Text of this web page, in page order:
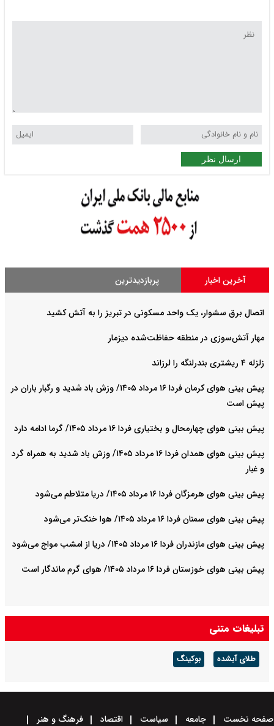
ارسال نظر
آخرین اخبار پربازدیدترین
اتصال برق سشوار، یک واحد مسکونی در تبریز را به آتش کشید
مهار آتش‌سوزی در منطقه حفاظت‌شده دیزمار
زلزله ۴ ریشتری بندرلنگه را لرزاند
پیش بینی هوای کرمان فردا ۱۶ مرداد ۱۴۰۵/ وزش باد شدید و رگبار باران در
پیش است
پیش بینی هوای چهارمحال و بختیاری فردا ۱۶ مرداد ۱۴۰۵/ گرما ادامه دارد
پیش بینی هوای همدان فردا ۱۶ مرداد ۱۴۰۵/ وزش باد شدید به همراه گرد
و غبار
پیش بینی هوای هرمزگان فردا ۱۶ مرداد ۱۴۰۵/ دریا متلاطم می‌شود
پیش بینی هوای سمنان فردا ۱۶ مرداد ۱۴۰۵/ هوا خنک‌تر می‌شود
پیش بینی هوای مازندران فردا ۱۶ مرداد ۱۴۰۵/ دریا از امشب مواج می‌شود
پیش بینی هوای خوزستان فردا ۱۶ مرداد ۱۴۰۵/ هوای گرم ماندگار است
تبلیغات متنی
طلای آبشده بوکینگ
صفحه نخست جامعه سیاست اقتصاد فرهنگ و هنر